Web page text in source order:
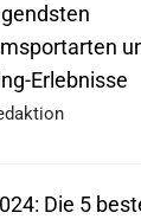
Erlebnisse
Die 5